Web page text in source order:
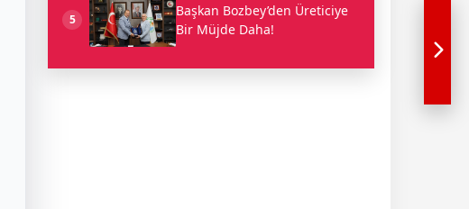
5
Başkan Bozbey’den Üreticiye
Bir Müjde Daha!